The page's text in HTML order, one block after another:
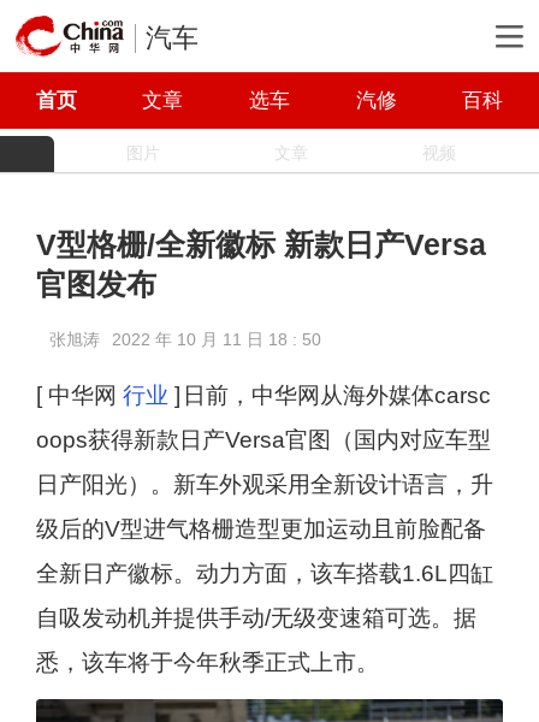
汽车
首页 文章 选车 汽修 百科
图片 文章 视频
V型格栅/全新徽标 新款日产Versa
官图发布
张旭涛 2022 年 10 月 11 日 18 : 50
[ 中华网 行业 ] 日前，中华网从海外媒体carsc
oops获得新款日产Versa官图（国内对应车型
日产阳光）。新车外观采用全新设计语言，升
级后的V型进气格栅造型更加运动且前脸配备
全新日产徽标。动力方面，该车搭载1.6L四缸
自吸发动机并提供手动/无级变速箱可选。据
悉，该车将于今年秋季正式上市。